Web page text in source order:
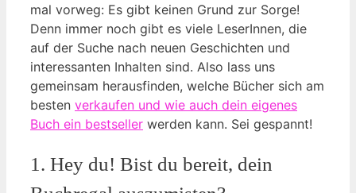
mal vorweg: Es gibt keinen Grund zur Sorge!
Denn immer noch gibt es viele LeserInnen, die
auf der Suche nach neuen Geschichten und
interessanten Inhalten sind. Also lass uns
gemeinsam herausfinden, welche Bücher sich am
besten verkaufen und wie auch dein eigenes
Buch ein bestseller werden kann. Sei gespannt!
1. Hey du! Bist du bereit, dein